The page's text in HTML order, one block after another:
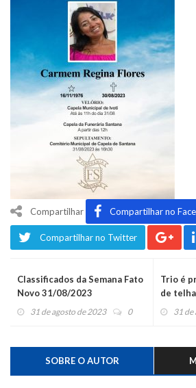
Compartilhar Compartilhar no
Compartilhar no Twitter
Classificados da Semana Fato
Novo 31/08/2023
31 de agosto de 2023 0
Trio é
de
31 de
SOBRE O AUTOR